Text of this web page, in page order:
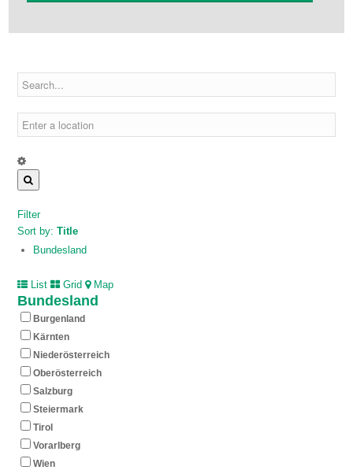
Filter
Sort by: Title
Bundesland
List Grid Map
Bundesland
Burgenland
Kärnten
Nieder­österreich
Ober­österreich
Salzburg
Steiermark
Tirol
Vorarlberg
Wien